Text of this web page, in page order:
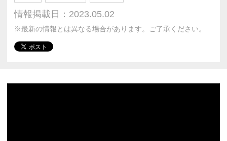
情報掲載日：2023.05.02
※最新の情報とは異なる場合があります。ご了承ください。